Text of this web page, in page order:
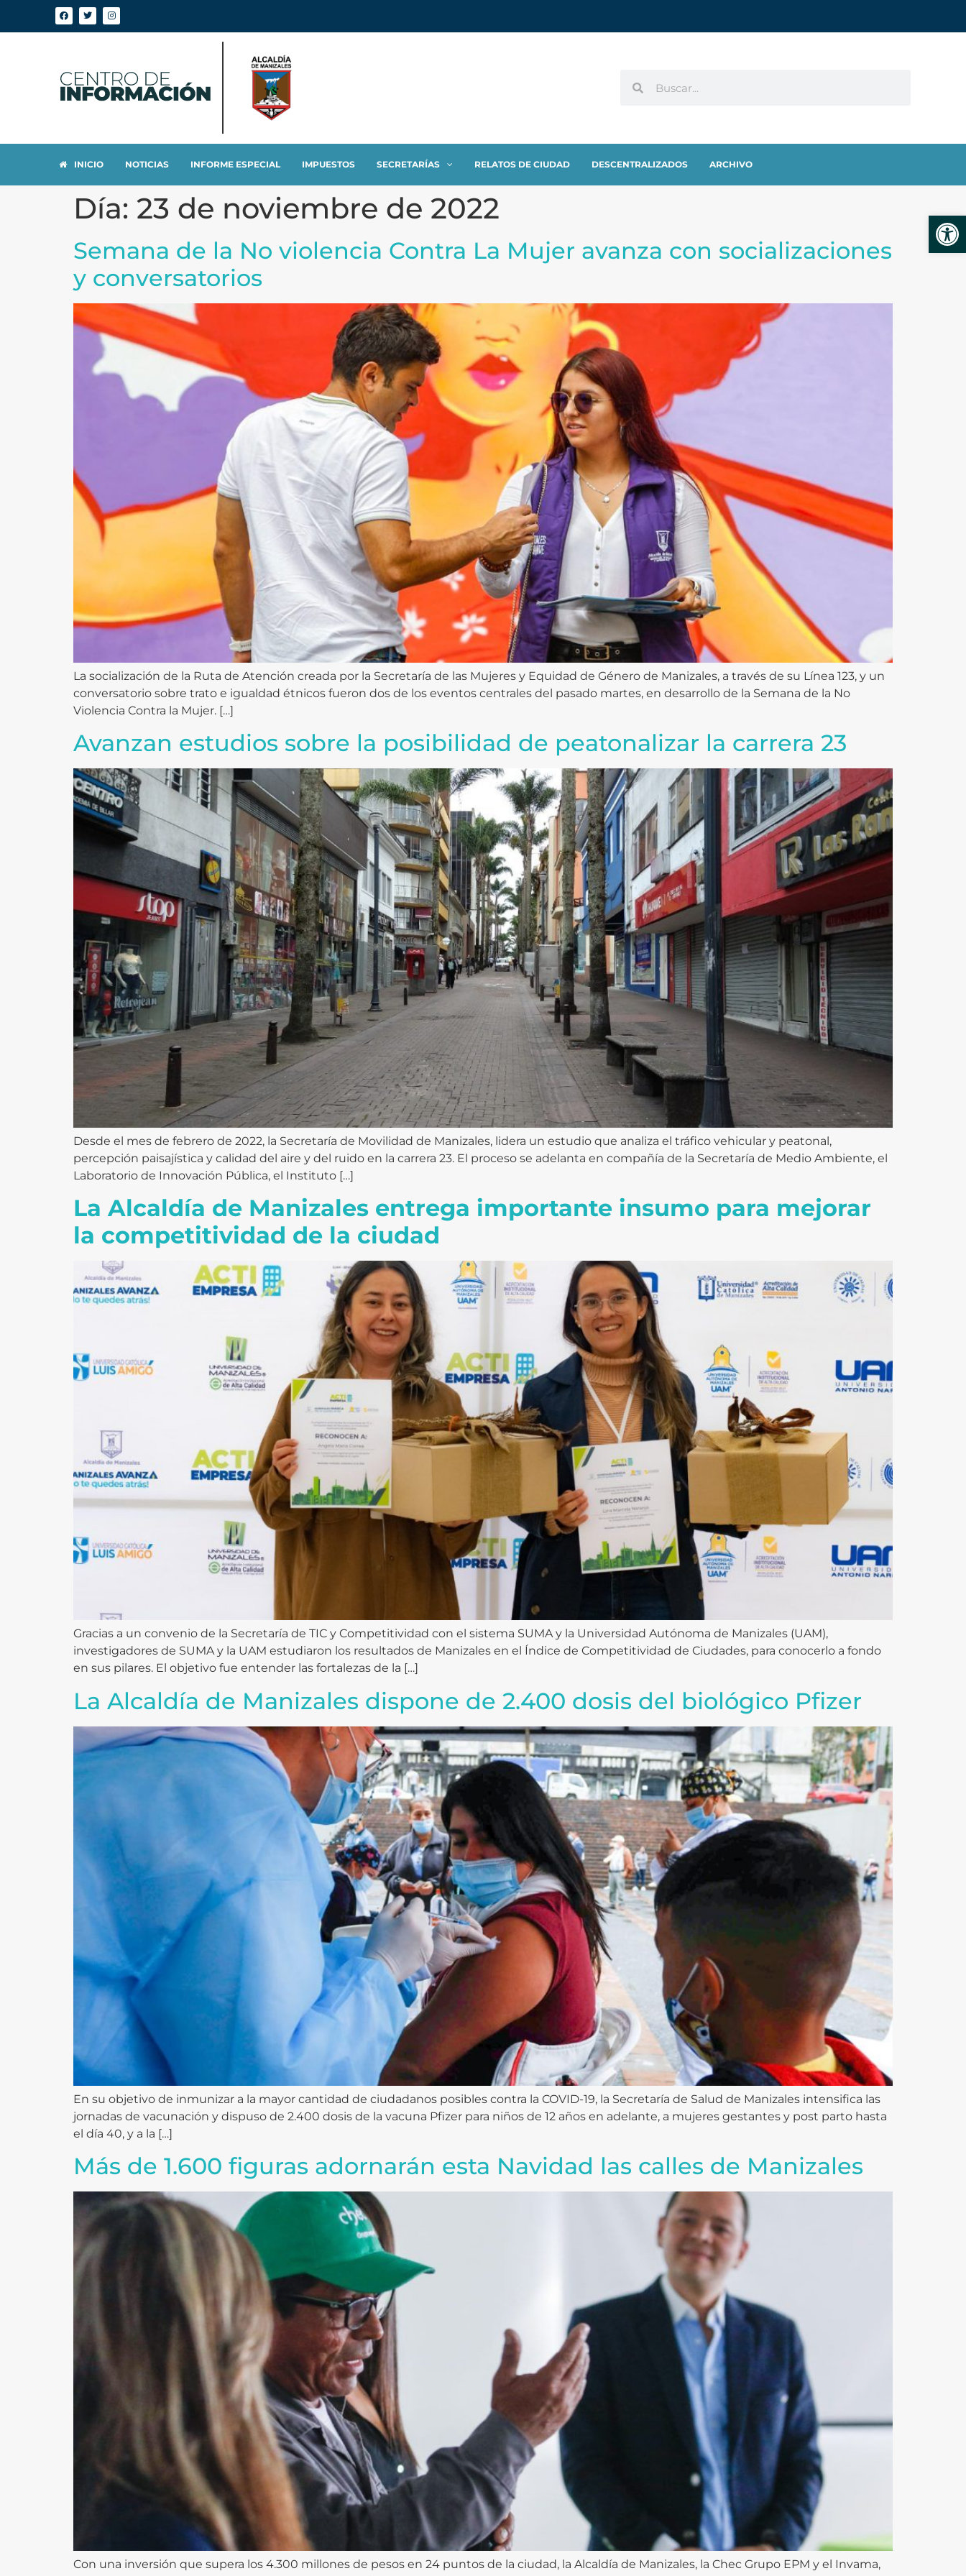
INICIO NOTICIAS INFORME ESPECIAL IMPUESTOS SECRETARÍAS RELATOS DE CIUDAD DESCENTRALIZADOS ARCHIVO
Día: 23 de noviembre de 2022
Semana de la No violencia Contra La Mujer avanza con socializaciones
y conversatorios
La socialización de la Ruta de Atención creada por la Secretaría de las Mujeres y Equidad de Género de Manizales, a través de su Línea 123, y un
conversatorio sobre trato e igualdad étnicos fueron dos de los eventos centrales del pasado martes, en desarrollo de la Semana de la No
Violencia Contra la Mujer. […]
Avanzan estudios sobre la posibilidad de peatonalizar la carrera 23
Desde el mes de febrero de 2022, la Secretaría de Movilidad de Manizales, lidera un estudio que analiza el tráfico vehicular y peatonal,
percepción paisajística y calidad del aire y del ruido en la carrera 23. El proceso se adelanta en compañía de la Secretaría de Medio Ambiente, el
Laboratorio de Innovación Pública, el Instituto […]
La Alcaldía de Manizales entrega importante insumo para mejorar
la competitividad de la ciudad
Gracias a un convenio de la Secretaría de TIC y Competitividad con el sistema SUMA y la Universidad Autónoma de Manizales (UAM),
investigadores de SUMA y la UAM estudiaron los resultados de Manizales en el Índice de Competitividad de Ciudades, para conocerlo a fondo
en sus pilares. El objetivo fue entender las fortalezas de la […]
La Alcaldía de Manizales dispone de 2.400 dosis del biológico Pfizer
En su objetivo de inmunizar a la mayor cantidad de ciudadanos posibles contra la COVID-19, la Secretaría de Salud de Manizales intensifica las
jornadas de vacunación y dispuso de 2.400 dosis de la vacuna Pfizer para niños de 12 años en adelante, a mujeres gestantes y post parto hasta
el día 40, y a la […]
Más de 1.600 figuras adornarán esta Navidad las calles de Manizales
Con una inversión que supera los 4.300 millones de pesos en 24 puntos de la ciudad, la Alcaldía de Manizales, la Chec Grupo EPM y el Invama,